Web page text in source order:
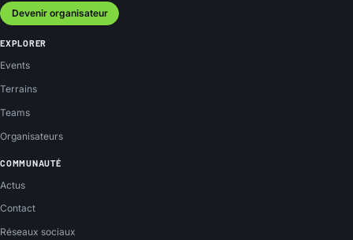
Devenir organisateur
EXPLORER
Events
Terrains
Teams
Organisateurs
COMMUNAUTÉ
Actus
Contact
Réseaux sociaux